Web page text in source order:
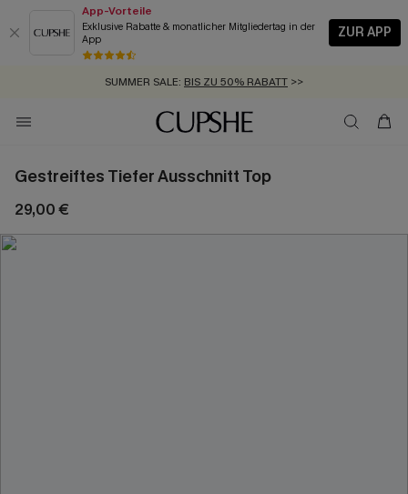
App-Vorteile
Exklusive Rabatte & monatlicher Mitgliedertag in der
App
ZUR APP
GRATIS MASSBAND MIT JEDEM SCHNELLVERSAND-ARTIKEL >>
SUMMER SALE: BIS ZU 50% RABATT >>
ZUM NEWSLETTER:BIS ZU -20% EXTRA ERHALTEN
KOSTENLOSER VERSAND AB 89 €
Gestreiftes Tiefer Ausschnitt Top
29,00 €